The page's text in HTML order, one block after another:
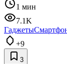
1 мин
7.1K
Гаджеты
+9
3